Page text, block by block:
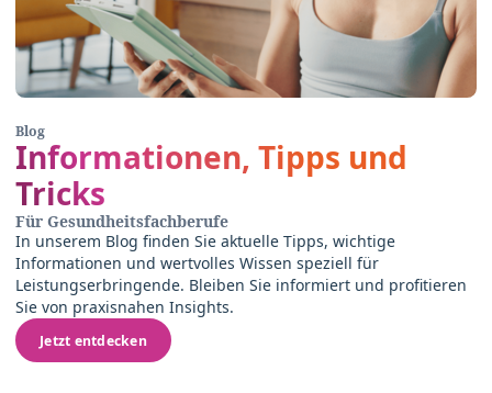
Blog
Informationen, Tipps und
Tricks
Für Gesundheitsfachberufe
In unserem Blog finden Sie aktuelle Tipps, wichtige
Informationen und wertvolles Wissen speziell für
Leistungserbringende. Bleiben Sie informiert und profitieren
Sie von praxisnahen Insights.
Jetzt entdecken